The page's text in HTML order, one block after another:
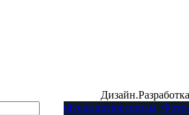
diveinstructor.com.ua